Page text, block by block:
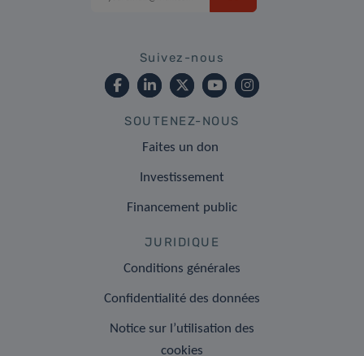
Suivez-nous
SOUTENEZ-NOUS
Faites un don
Investissement
Financement public
JURIDIQUE
Conditions générales
Confidentialité des données
Notice sur l’utilisation des
cookies